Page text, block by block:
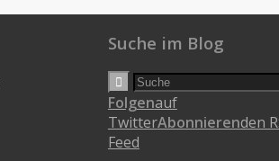
Suche im Blog
Folgenauf
TwitterAbonnierenden
Feed